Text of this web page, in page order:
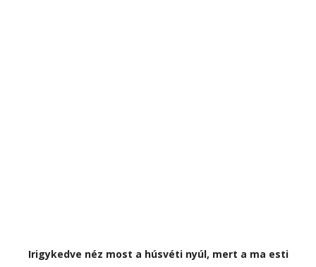
Irigykedve néz most a húsvéti nyúl, mert a ma esti